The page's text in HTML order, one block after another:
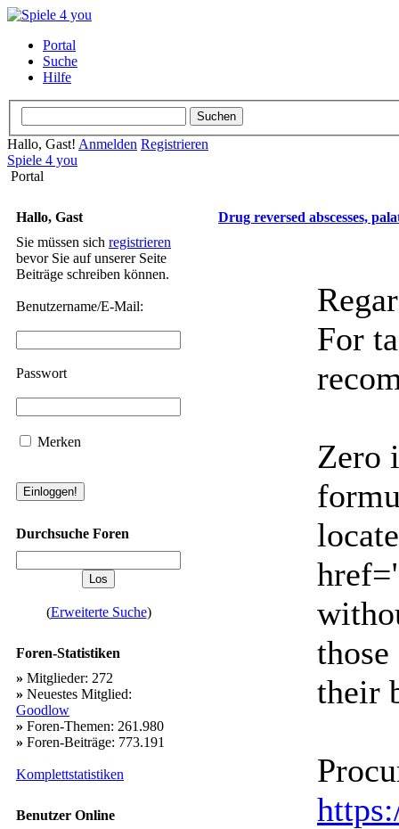
Portal
Suche
Hilfe
Hallo, Gast! Anmelden Registrieren
Spiele 4 you
Portal
Hallo, Gast
Sie müssen sich registrieren
bevor Sie auf unserer Seite
Beiträge schreiben können.
Benutzername/E-Mail:
Passwort
Merken
Durchsuche Foren
(Erweiterte Suche)
Foren-Statistiken
» Mitglieder: 272
» Neuestes Mitglied:
Goodlow
» Foren-Themen: 261.980
» Foren-Beiträge: 773.191
Komplettstatistiken
Benutzer Online
Drug reversed abscesses,
For
Zero
their